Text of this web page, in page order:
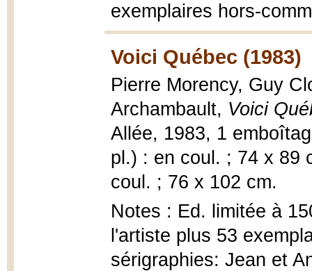
exemplaires hors-
Voici Québec (1983)
Pierre Morency, Guy
Archambault, Voici
Allée, 1983, 1
pl.) : en coul. ; 74 x 89
coul. ; 76 x 102 cm.
Notes : Ed. limitée à
l'artiste plus 53
sérigraphies: Jean et